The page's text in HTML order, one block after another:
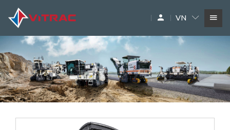
SIÊU THỊ MÁY XÂY DỰNG
THƯƠNG HIỆU
DỊCH VỤ
PHỤ TÙNG
VN